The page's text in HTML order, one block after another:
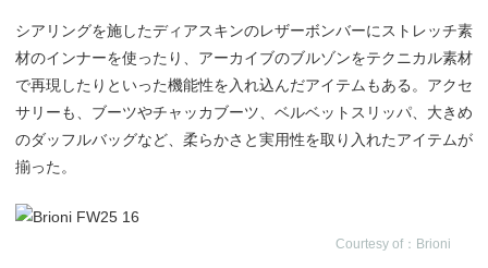
シアリングを施したディアスキンのレザーボンバーにストレッチ素
材のインナーを使ったり、アーカイブのブルゾンをテクニカル素材
で再現したりといった機能性を入れ込んだアイテムもある。アクセ
サリーも、ブーツやチャッカブーツ、ベルベットスリッパ、大きめ
のダッフルバッグなど、柔らかさと実用性を取り入れたアイテムが
揃った。
Courtesy of：Brioni